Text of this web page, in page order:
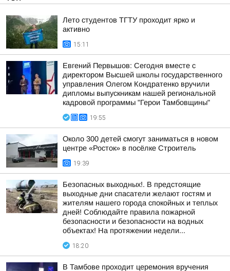
Лето студентов ТГТУ проходит ярко и
активно
15:11
Евгений Первышов: Сегодня вместе с
директором Высшей школы государственного
управления Олегом Кондратенко вручили
дипломы выпускникам нашей региональной
кадровой программы "Герои Тамбовщины"
19:55
Около 300 детей смогут заниматься в новом
центре «Росток» в посёлке Строитель
19:39
Безопасных выходных!. В предстоящие
выходные дни спасатели желают гостям и
жителям нашего города спокойных и теплых
дней! Соблюдайте правила пожарной
безопасности и безопасности на водных
объектах! На протяжении недели...
18:20
В Тамбове проходит церемония вручения